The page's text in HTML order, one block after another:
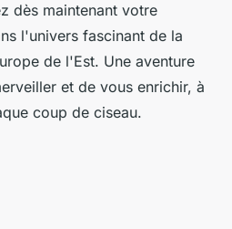
dès maintenant votre
l'univers fascinant de la
de l'Est. Une aventure
et de vous enrichir, à
coup de ciseau.